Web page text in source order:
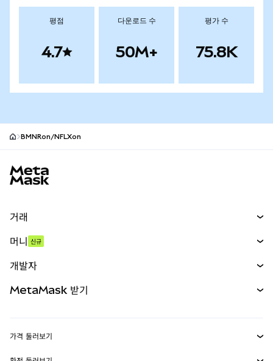
평점
4.7
다운로드 수
50M+
평가 수
75.8K
BMNRon/NFLXon
거래
무기한 선물
실물자산
머니 신규
개발자
MetaMask 받기
가격 둘러보기